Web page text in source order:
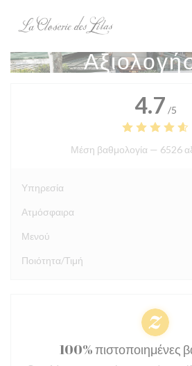
4.7 /5
Μέση βαθμολογία — 6526
Υπηρεσία
Ατμόσφαιρα
Μενού
Ποιότητα/Τιμή
100% πιστοποιημένες